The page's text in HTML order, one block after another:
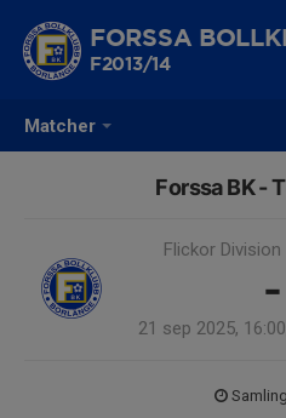
Matcher
FORSSA
F2013/14
Forssa BK -
Flickor
-
21 sep 2025,